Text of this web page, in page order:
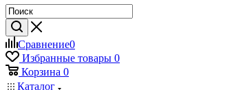
Сравнение0
Избранные товары 0
Корзина 0
Каталог